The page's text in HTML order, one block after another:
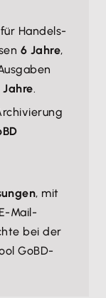
für Handels-
6 Jahre,
Jahre.
, mit
Mail-
bei der
GoBD-